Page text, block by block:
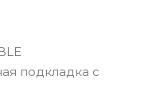
подкладка с